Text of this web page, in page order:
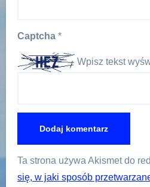
Captcha *
Wpisz tekst
Ta strona używa Akismet do
się, w jaki sposób